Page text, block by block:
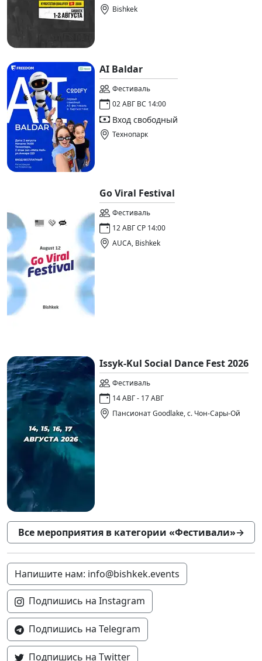
Bishkek
AI Baldar
Фестиваль
02 АВГ ВС 14:00
Вход свободный
Технопарк
Go Viral Festival
Фестиваль
12 АВГ СР 14:00
AUCA, Bishkek
Issyk-Kul Social Dance Fest 2026
Фестиваль
14 АВГ - 17 АВГ
Пансионат Goodlake, с. Чон-Сары-Ой
Все мероприятия в категории «Фестивали»→
Напишите нам: info@bishkek.events
Подпишись на Instagram
Подпишись на Telegram
Подпишись на Twitter